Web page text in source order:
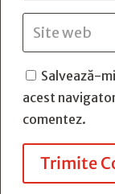
Salvează-
acest
comentez.
Trimite